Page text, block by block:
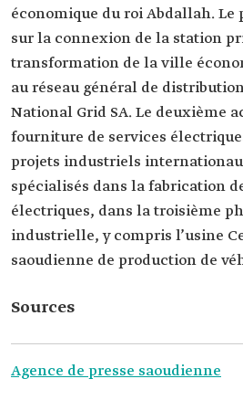
économique du roi Abdallah. Le
sur la connexion de la station
transformation de la ville
au réseau général de
National Grid SA. Le deuxième
fourniture de services
projets industriels
spécialisés dans la fabrication
électriques, dans la troisième
industrielle, y compris l’usine
saoudienne de production de
Sources
Agence de presse saoudienne